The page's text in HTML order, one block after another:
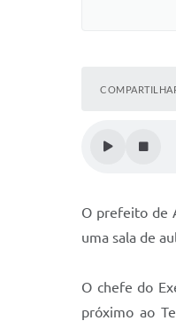
O prefeito de
uma sala de
O chefe do
próximo ao